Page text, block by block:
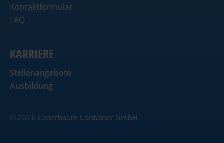
Kontaktformular
FAQ
KARRIERE
Stellenangebote
Ausbildung
© 2026 Cederbaum Container GmbH